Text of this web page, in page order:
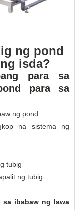
ng pond
isda?
para sa
para sa
ng pond
na sistema ng
tubig
ng tubig
ibabaw ng lawa